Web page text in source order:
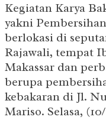
Kegiatan Karya
yakni
berlokasi di
Rajawali, tempat
Makassar dan
berupa
kebakaran di Jl.
Mariso. Selasa, (10/